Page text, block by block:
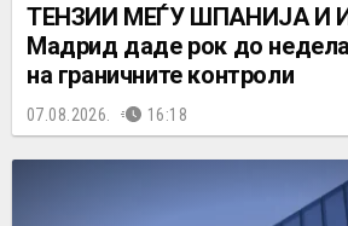
ТЕНЗИИ МЕЃУ ШПАНИЈА И
Мадрид даде рок до
на граничните контроли
07.08.2026. 16:18